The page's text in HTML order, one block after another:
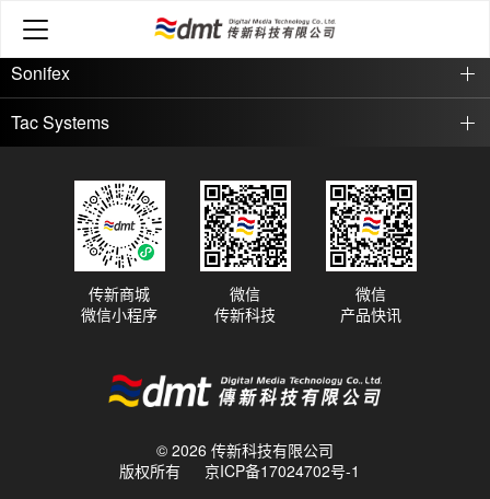
Grace Design
Sonifex
Tac Systems
© 2026 传新科技有限公司
版权所有
京ICP备17024702号-1
传新商城
微信小程序
微信
传新科技
微信
产品快讯